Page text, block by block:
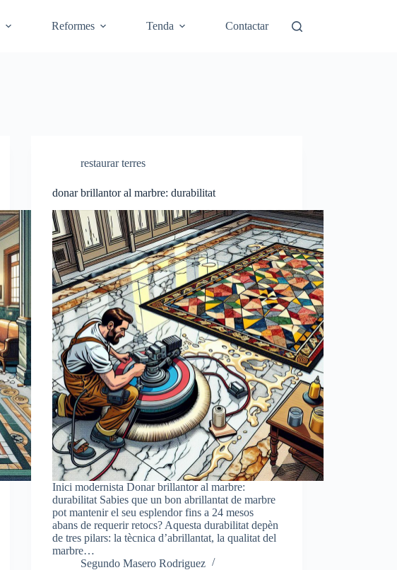
Reformes Tenda Contactar
restaurar terres
donar brillantor al marbre: durabilitat
Inici modernista Donar brillantor al marbre:
durabilitat Sabies que un bon abrillantat de marbre
pot mantenir el seu esplendor fins a 24 mesos
abans de requerir retocs? Aquesta durabilitat depèn
de tres pilars: la tècnica d’abrillantat, la qualitat del
marbre…
Segundo Masero Rodriguez